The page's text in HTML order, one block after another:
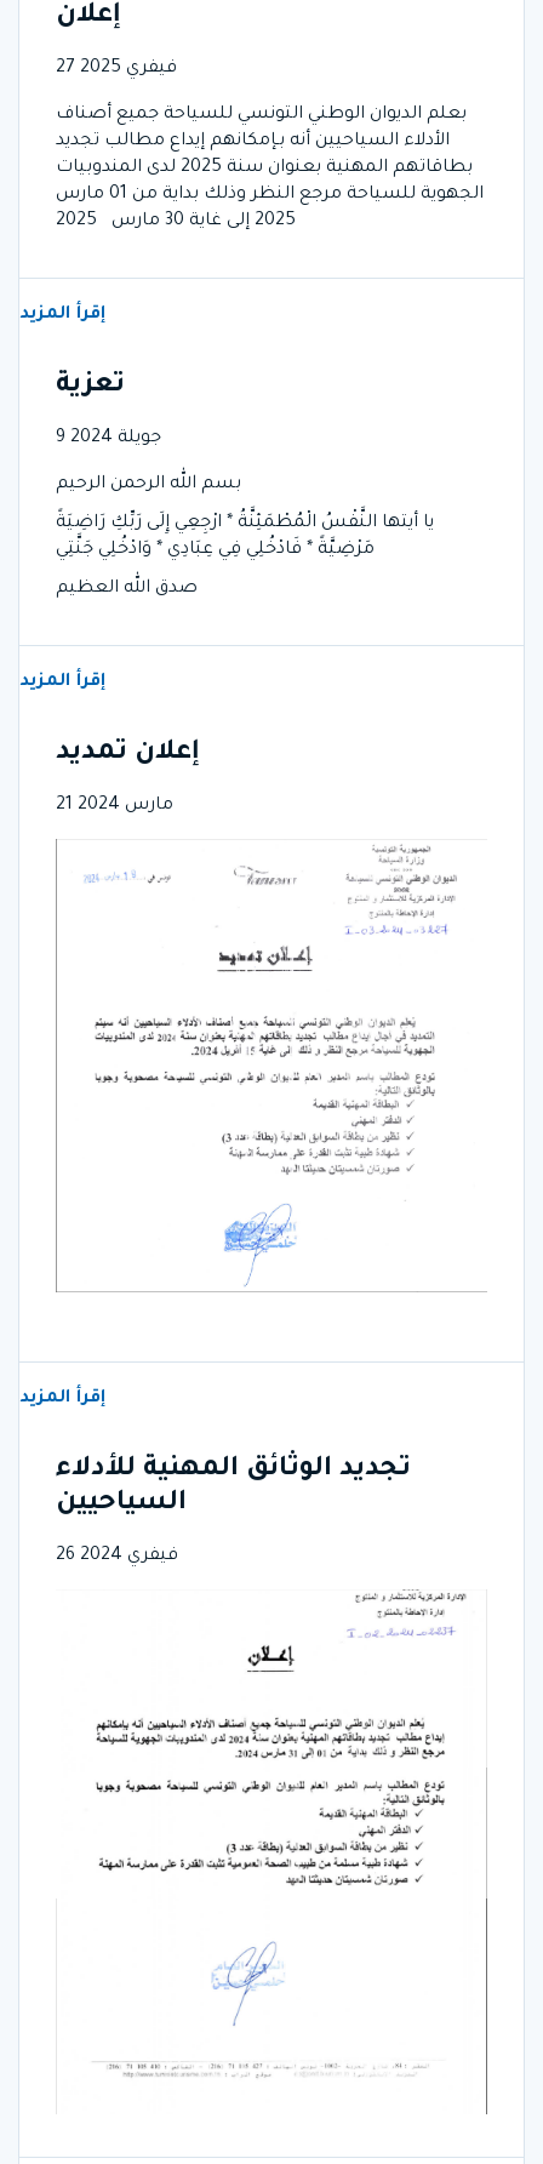
إعلان
27 فيفري 2025
بعلم الديوان الوطني التونسي للسياحة جميع أصناف
الأدلاء السياحيين أنه بـإمكانهم إيداع مطالب تجديد
بطاقاتهم المهنية بعنوان سنة 2025 لدى المندوبيات
الجهوية للسياحة مرجع النظر وذلك بداية من 01 مارس
2025 إلى غاية 30 مارس 2025
إقرأ المزيد
تعزية
9 جويلة 2024
بسم الله الرحمن الرحيم
يا أيتها النَّفْسُ الْمُطْمَئِنَّةُ * ارْجِعِي إِلَى رَبِّكِ رَاضِيَةً
مَرْضِيَّةً * فَادْخُلِي فِي عِبَادِي * وَادْخُلِي جَنَّتِي
صدق الله العظيم
إقرأ المزيد
إعلان تمديد
21 مارس 2024
إقرأ المزيد
تجديد الوثائق المهنية للأدلاء
السياحيين
26 فيفري 2024